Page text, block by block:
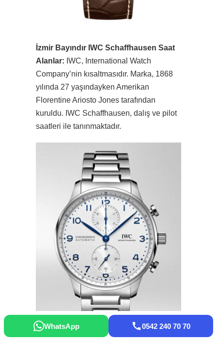
İzmir Bayındır IWC Schaffhausen Saat
Alanlar: IWC, International Watch
Company’nin kısaltmasıdır. Marka, 1868
yılında 27 yaşındayken Amerikan
Florentine Ariosto Jones tarafından
kuruldu. IWC Schaffhausen, dalış ve pilot
saatleri ile tanınmaktadır.
WhatsApp 0542 240 70 70